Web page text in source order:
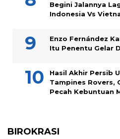
Begini Jalannya
Indonesia Vs
Enzo Fernández
Itu Penentu Gelar
Hasil Akhir Persib
Tampines Rovers,
Pecah Kebuntuan
BIROKRASI